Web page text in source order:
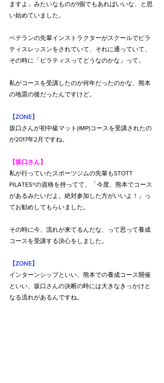
ますよ」みたいなものが1個でもあればいいな、と思
い始めていました。
ベテランの先輩インストラクターがスクールでピラ
ティスレッスンをされていて、それに通っていて、
その時に「ピラティスってどうなのかな」って。
私がコースを受講したのが何年だったのかな、熊本
の地震の後だったんですけど。
【ZONE】
坂口さんが初中級マット(IMP)コースを受講されたの
が2017年2月ですね。
【坂口さん】
私が行っていたスポーツジムの先輩もSTOTT
PILATES®の資格を持ってて、「今度、熊本でコース
があるみたいだよ。絶対参加した方がいいよ！」っ
てお勧めしてもらいました。
その時に今、流れが来てるんだな、って思って養成
コースを受講する決心をしました。
【ZONE】
インターンシップといい、熊本での養成コース開催
といい、坂口さんの決断の時には大きなきっかけと
なる流れがあるんですね。